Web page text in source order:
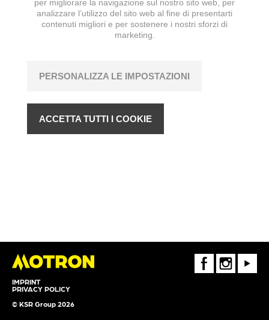
IMPRINT
PRIVACY POLICY
© KSR Group 2026
FaceBookInstagramYoutube
per migliorare la navigazione sul nostro sito web, per
analizzare l’utilizzo del sito web al fine di presentarti
contenuti migliori e per sostenere i nostri sforzi di
marketing.
PERSONALIZZA LE IMPOSTAZIONI
ACCETTA TUTTI I COOKIE